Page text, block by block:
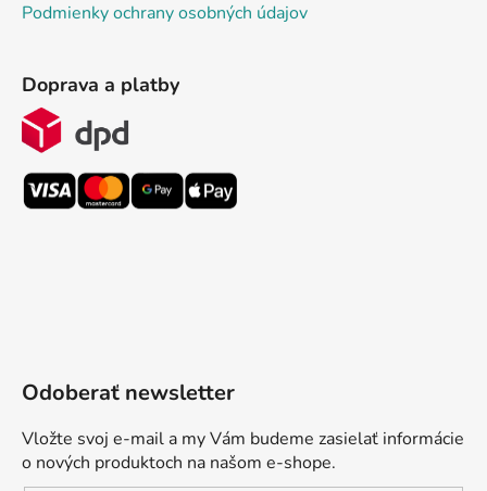
Podmienky ochrany osobných údajov
Doprava a platby
Odoberať newsletter
Vložte svoj e-mail a my Vám budeme zasielať informácie
o nových produktoch na našom e-shope.